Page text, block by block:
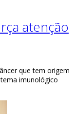
atenção
que tem origem
imunológico